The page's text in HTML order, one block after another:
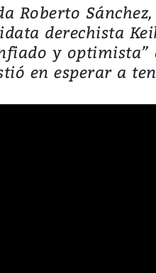
Roberto
derechista
y
en esperar a